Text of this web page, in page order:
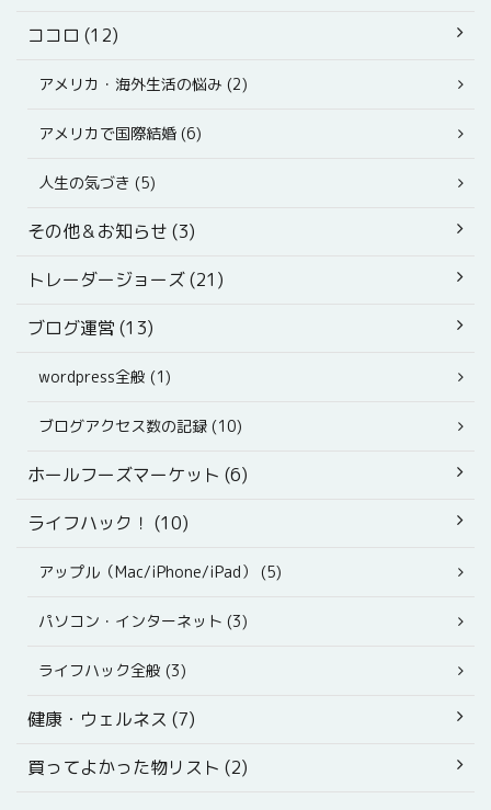
ココロ (12)
アメリカ・海外生活の悩み (2)
アメリカで国際結婚 (6)
人生の気づき (5)
その他＆お知らせ (3)
トレーダージョーズ (21)
ブログ運営 (13)
wordpress全般 (1)
ブログアクセス数の記録 (10)
ホールフーズマーケット (6)
ライフハック！ (10)
アップル（Mac/iPhone/iPad） (5)
パソコン・インターネット (3)
ライフハック全般 (3)
健康・ウェルネス (7)
買ってよかった物リスト (2)